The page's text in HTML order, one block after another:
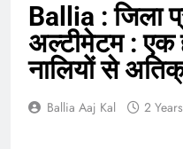
Ballia : जिला
अल्टीमेटम :
नालियों से
Ballia Aaj Kal 2